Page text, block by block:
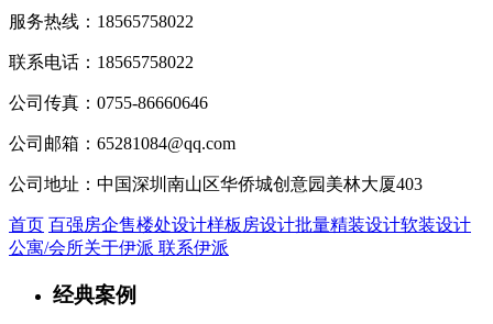
服务热线： 18565758022
联系电话： 18565758022
公司传真： 0755-86660646
公司邮箱： 65281084@qq.com
公司地址： 中国深圳南山区华侨城创意园美林大厦403
首页 百强房企售楼处设计样板房设计批量精装设计软装设计
公寓/会所关于伊派 联系伊派
经典案例